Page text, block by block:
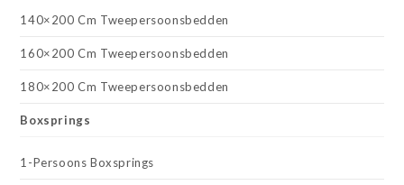
140×200 Cm Tweepersoonsbedden
160×200 Cm Tweepersoonsbedden
180×200 Cm Tweepersoonsbedden
Boxsprings
1-Persoons Boxsprings